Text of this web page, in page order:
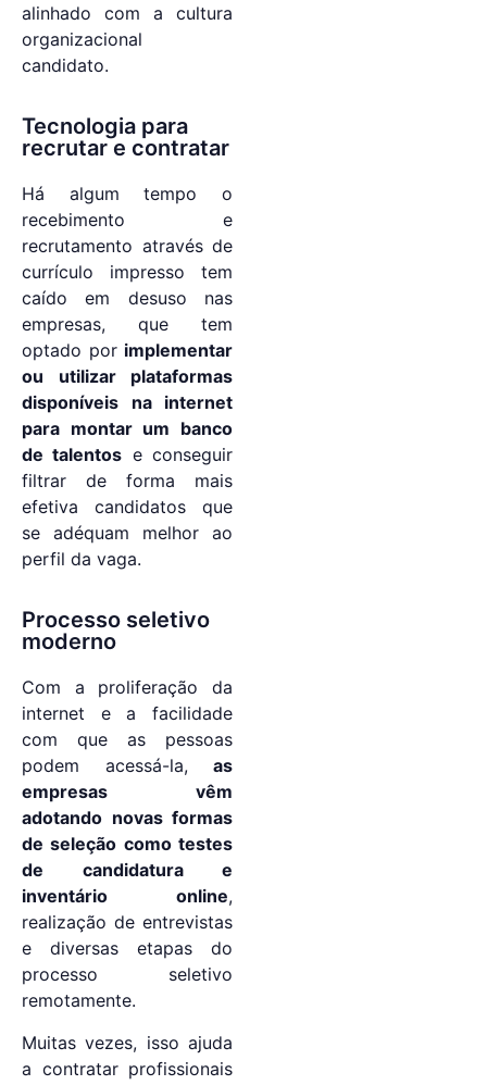
alinhado com a cultura
organizacional
candidato.
Tecnologia para
recrutar e contratar
Há algum tempo o
recebimento e
recrutamento através de
currículo impresso tem
caído em desuso nas
empresas, que tem
optado por implementar
ou utilizar plataformas
disponíveis na internet
para montar um banco
de talentos e conseguir
filtrar de forma mais
efetiva candidatos que
se adéquam melhor ao
perfil da vaga.
Processo seletivo
moderno
Com a proliferação da
internet e a facilidade
com que as pessoas
podem acessá-la, as
empresas vêm
adotando novas formas
de seleção como testes
de candidatura e
inventário online,
realização de entrevistas
e diversas etapas do
processo seletivo
remotamente.
Muitas vezes, isso ajuda
a contratar profissionais